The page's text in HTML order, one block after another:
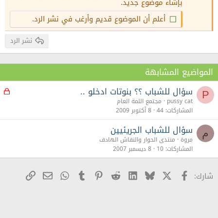
26
Trebuchet MS
Verdana
أعلم أن الموضوع قديم وأرغب في نشر الرد.
نشر الرد
المواضيع المشابهة
P م سؤال للشباب ؟؟ بنوتات ادخلو ..
pussy cat مجتمع اللمة العام
المشاركات 44 8 أكتوبر 2009
م سؤال للشباب الجريئيين
مروة منتدى الحوار والنقاش الهادف
المشاركات 10 8 ديسمبر 2007
شارك: Facebook
X
Bluesky
LinkedIn
Reddit
Pinterest
Tumblr
WhatsApp
البريدرابط